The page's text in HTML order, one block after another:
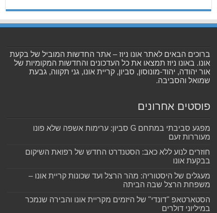
ברוכים הבאים לאתר אונו ניוז – אתר החדשות המוביל של בקעת
אונו. באונו ניוז תמצאו את כל העדכונים והחדשות המקומיות של
אור יהודה, יהוד-מונוסון, סביון, קריית אונו, גני תקווה, גבעת
שמואל והסביבה.
פוסטים אחרונים
מפגע סביבתי במתחם G סביון: ערימות אשפה שלא פונו
מעוררות זעם
חוזרים לנוע ללא כאב: הסטנדרט החדש של רפואת השיקום
בבקעת אונו
מעגלים של היסטוריה: מהר הרצל ועד שכונות קריית אונו –
משפחת הרצל שבה הביתה
הסטארטאפ "דונדי" של היזמים מקריית אונו והבירה שנמכר
במיליוני דולרים